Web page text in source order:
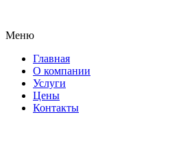
Меню
Главная
О компании
Услуги
Цены
Контакты